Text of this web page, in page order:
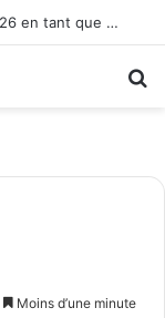
Lenovo soutient l’Esports World Cup 2026 en tant que partenaire fondateur
Moins d’une minute